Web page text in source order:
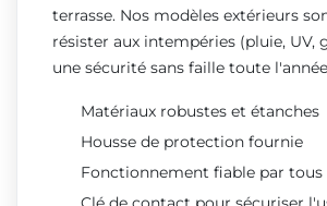
terrasse. Nos modèles extérieurs
résister aux intempéries (pluie, UV,
une sécurité sans faille toute
Matériaux robustes et étanches
Housse de protection fournie
Fonctionnement fiable par tous